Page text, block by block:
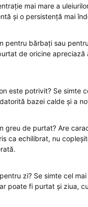
mai mare a
și o persistență mai
pentru bărbați sau
de oricine apreciază
este potrivit? Se simte
bazei calde și a
greu de purtat? Are
ca echilibrat, nu
zi? Se simte cel
poate fi purtat și ziua,